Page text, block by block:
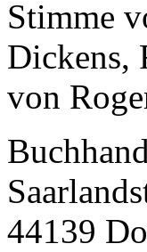
Stimme
Dickens,
von
44139